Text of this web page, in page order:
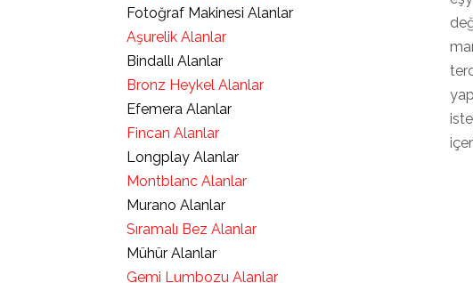
Fotoğraf Makinesi Alanlar
Aşurelik Alanlar
Bindallı Alanlar
Bronz Heykel Alanlar
Efemera Alanlar
Fincan Alanlar
Longplay Alanlar
Montblanc Alanlar
Murano Alanlar
Sıramalı Bez Alanlar
Mühür Alanlar
Gemi Lumbozu Alanlar